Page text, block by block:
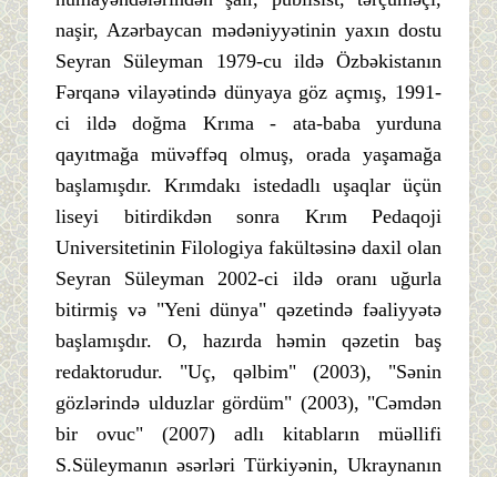
naşir, Azərbaycan mədəniyyətinin yaxın dostu
Seyran Süleyman 1979-cu ildə Özbəkistanın
Fərqanə vilayətində dünyaya göz açmış, 1991-
ci ildə doğma Krıma - ata-baba yurduna
qayıtmağa müvəffəq olmuş, orada yaşamağa
başlamışdır. Krımdakı istedadlı uşaqlar üçün
liseyi bitirdikdən sonra Krım Pedaqoji
Universitetinin Filologiya fakültəsinə daxil olan
Seyran Süleyman 2002-ci ildə oranı uğurla
bitirmiş və "Yeni dünya" qəzetində fəaliyyətə
başlamışdır. O, hazırda həmin qəzetin baş
redaktorudur. "Uç, qəlbim" (2003), "Sənin
gözlərində ulduzlar gördüm" (2003), "Cəmdən
bir ovuc" (2007) adlı kitabların müəllifi
S.Süleymanın əsərləri Türkiyənin, Ukraynanın